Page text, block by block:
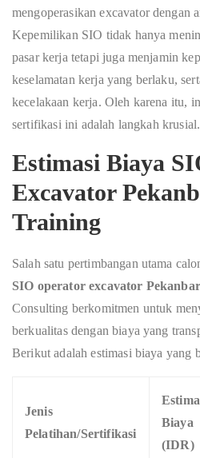
mengoperasikan excavator dengan
Kepemilikan SIO tidak hanya
pasar kerja tetapi juga menjamin
keselamatan kerja yang berlaku,
kecelakaan kerja. Oleh karena itu,
sertifikasi ini adalah langkah krusial.
Estimasi Biaya
Excavator
Training
Salah satu pertimbangan utama
SIO operator excavator
Consulting berkomitmen untuk
berkualitas dengan biaya yang
Berikut adalah estimasi biaya yang
Jenis
Pelatihan/Sertifikasi
Biaya
(IDR)